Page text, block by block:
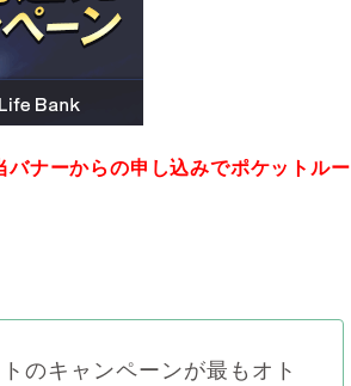
バナーからの申し込みでポケットルー
のキャンペーンが最もオト